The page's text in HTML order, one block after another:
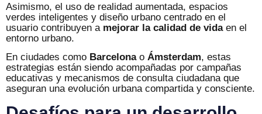
Asimismo, el uso de realidad aumentada, espacios
verdes inteligentes y diseño urbano centrado en el
usuario contribuyen amejorar la calidad de vida en el
entorno urbano.
En ciudades como Barcelona o Ámsterdam, estas
estrategias están siendo acompañadas por campañas
educativas y mecanismos de consulta ciudadana que
aseguran una evolución urbana compartida y consciente.